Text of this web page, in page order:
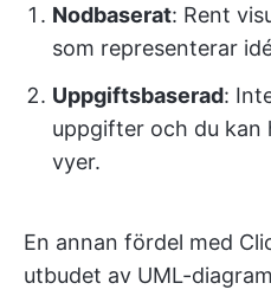
Nodbaserat: Rent
som representerar
Uppgiftsbaserad:
uppgifter och du kan
vyer.
En annan fördel med
utbudet av UML-